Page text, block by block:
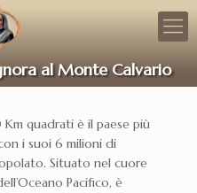
al Monte Calvario
quadrati è il paese più
i suoi 6 milioni di
Situato nel cuore
Pacifico, è